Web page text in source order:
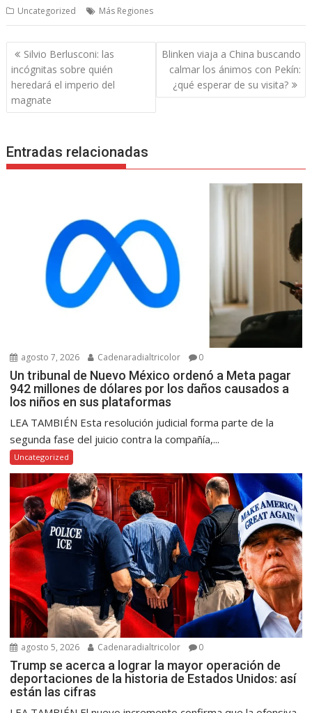
Uncategorized Más Regiones
Navegación
de
entradas
Silvio Berlusconi: las
incógnitas sobre quién
heredará el imperio del
magnate
Blinken viaja a China buscando
calmar los ánimos con Pekín:
¿qué esperar de su visita?
Entradas relacionadas
agosto 7, 2026 Cadenaradialtricolor 0
Un tribunal de Nuevo México ordenó a Meta pagar
942 millones de dólares por los daños causados a
los niños en sus plataformas
LEA TAMBIÉN Esta resolución judicial forma parte de la
segunda fase del juicio contra la compañía,...
Uncategorized
agosto 5, 2026 Cadenaradialtricolor 0
Trump se acerca a lograr la mayor operación de
deportaciones de la historia de Estados Unidos: así
están las cifras